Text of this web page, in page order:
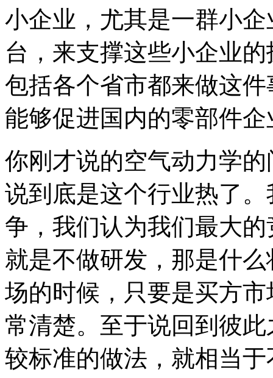
小企业，尤其是一群小
台，来支撑这些小企业
包括各个省市都来做这
能够促进国内的零部件
你刚才说的空气动力学
说到底是这个行业热了
争，我们认为我们最大
就是不做研发，那是什
场的时候，只要是买方
常清楚。至于说回到彼
较标准的做法，就相当